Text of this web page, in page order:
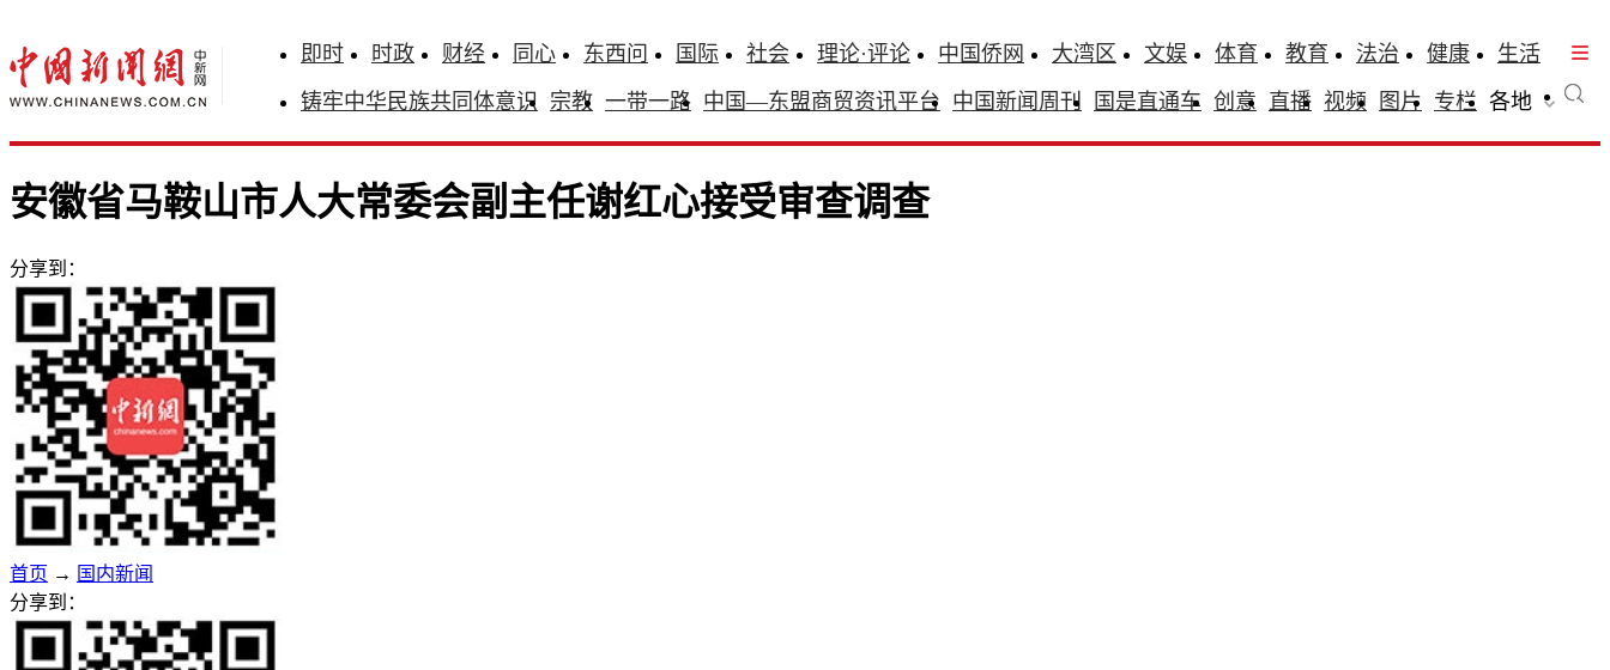
即时 时政 财经 同心 东西问 国际 社会 理论·评论 中国侨网 大湾区 文娱 体育 教育 法治 健康
生活
铸牢中华民族共同体意识 宗教 一带一路 中国—东盟商贸资讯平台 中国新闻周刊 国是直通车 创意 直播 视频 图片 专栏 各地
安徽省马鞍山市人大常委会副主任谢红心接受审查调查
分享到：
首页 → 国内新闻
分享到：